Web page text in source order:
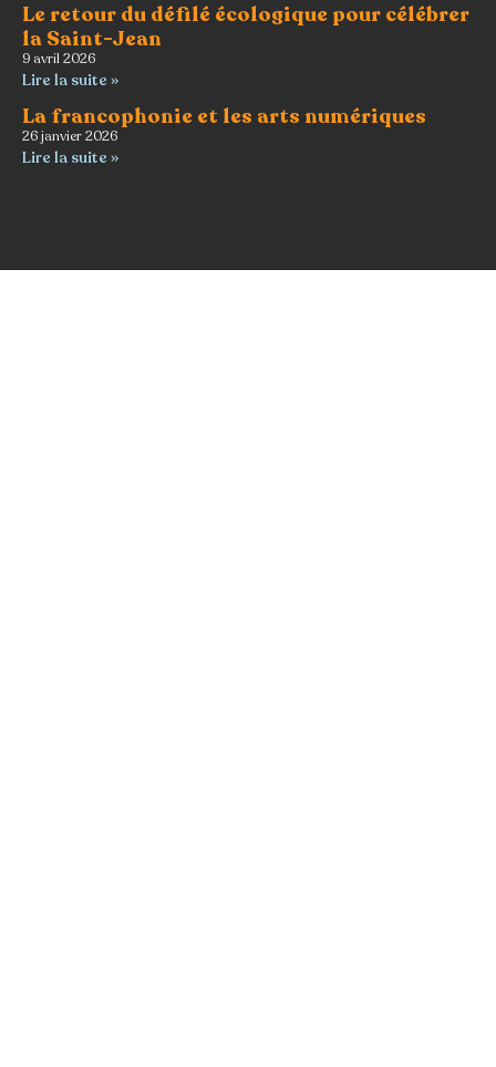
Le retour du défilé écologique pour célébrer
la Saint-Jean
9 avril 2026
Lire la suite »
La francophonie et les arts numériques
26 janvier 2026
Lire la suite »